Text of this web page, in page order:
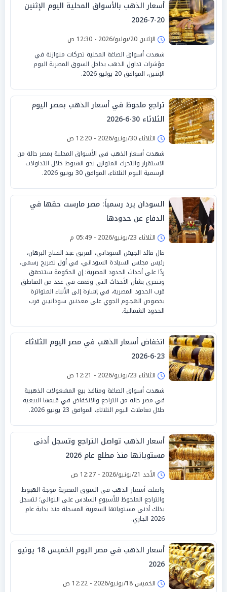
أسعار الذهب بالأسواق المحلية اليوم الإثنين
20-7-2026
الإثنين 20/يوليو/2026 - 12:30 ص
شهدت أسواق الصاغة المحلية تحركات متوازنة في
مؤشرات تداول الذهب بداخل السوق المصرية اليوم
الإثنين، الموافق 20 يوليو 2026.
تراجع ملحوظ في أسعار الذهب بمصر اليوم
الثلاثاء 30-6-2026
الثلاثاء 30/يونيو/2026 - 12:20 ص
شهدت أسعار الذهب في الأسواق المحلية بمصر حالة من
الاستقرار والتحرك المتوازن نحو الهبوط خلال التداولات
الرسمية اليوم الثلاثاء، الموافق 30 يونيو 2026.
السودان يرد رسمياً: مصر مارست حقها في
الدفاع عن حدودها
الثلاثاء 23/يونيو/2026 - 05:49 م
قال قائد الجيش السوداني، الفريق عبد الفتاح البرهان،
رئيس مجلس السيادة السوداني، في أول تصريح رسمي،
ردًا على أحداث الحدود المصرية: إن الحكومة ستتحقق
وتتحرى بشأن الأحداث التي وقعت في عدد من المناطق
قرب الحدود المصرية، في إشارة إلى الأنباء المتواترة
بخصوص الهجـوم الجوي على معدنين سودانيين قرب
الحدود الشمالية.
انخفاض أسعار الذهب في مصر اليوم الثلاثاء
23-6-2026
الثلاثاء 23/يونيو/2026 - 12:21 ص
شهدت أسواق الصاغة ومنافذ بيع المشغولات الذهبية
في مصر حالة من التراجع والانخفاض في قيمها البيعية
خلال تعاملات اليوم الثلاثاء، الموافق 23 يونيو 2026.
أسعار الذهب تواصل التراجع وتسجل أدنى
مستوياتها منذ مطلع عام 2026
الأحد 21/يونيو/2026 - 12:27 ص
واصلت أسعار الذهب في السوق المصرية موجة الهبوط
والتراجع الملحوظ للأسبوع السادس على التوالي؛ لتسجل
بذلك أدنى مستوياتها السعرية المسجلة منذ بداية عام
2026 الجاري.
أسعار الذهب في مصر اليوم الخميس 18 يونيو
2026
الخميس 18/يونيو/2026 - 12:22 ص